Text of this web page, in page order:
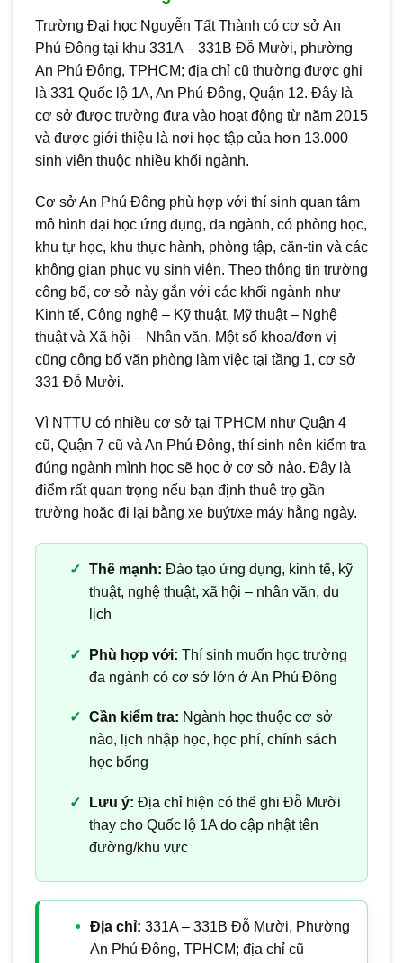
Trường Đại học Nguyễn Tất Thành có cơ sở An
Phú Đông tại khu 331A – 331B Đỗ Mười, phường
An Phú Đông, TPHCM; địa chỉ cũ thường được ghi
là 331 Quốc lộ 1A, An Phú Đông, Quận 12. Đây là
cơ sở được trường đưa vào hoạt động từ năm 2015
và được giới thiệu là nơi học tập của hơn 13.000
sinh viên thuộc nhiều khối ngành.
Cơ sở An Phú Đông phù hợp với thí sinh quan tâm
mô hình đại học ứng dụng, đa ngành, có phòng học,
khu tự học, khu thực hành, phòng tập, căn-tin và các
không gian phục vụ sinh viên. Theo thông tin trường
công bố, cơ sở này gắn với các khối ngành như
Kinh tế, Công nghệ – Kỹ thuật, Mỹ thuật – Nghệ
thuật và Xã hội – Nhân văn. Một số khoa/đơn vị
cũng công bố văn phòng làm việc tại tầng 1, cơ sở
331 Đỗ Mười.
Vì NTTU có nhiều cơ sở tại TPHCM như Quận 4
cũ, Quận 7 cũ và An Phú Đông, thí sinh nên kiểm tra
đúng ngành mình học sẽ học ở cơ sở nào. Đây là
điểm rất quan trọng nếu bạn định thuê trọ gần
trường hoặc đi lại bằng xe buýt/xe máy hằng ngày.
Thế mạnh: Đào tạo ứng dụng, kinh tế, kỹ
thuật, nghệ thuật, xã hội – nhân văn, du
lịch
Phù hợp với: Thí sinh muốn học trường
đa ngành có cơ sở lớn ở An Phú Đông
Cần kiểm tra: Ngành học thuộc cơ sở
nào, lịch nhập học, học phí, chính sách
học bổng
Lưu ý: Địa chỉ hiện có thể ghi Đỗ Mười
thay cho Quốc lộ 1A do cập nhật tên
đường/khu vực
Địa chỉ: 331A – 331B Đỗ Mười, Phường
An Phú Đông, TPHCM; địa chỉ cũ